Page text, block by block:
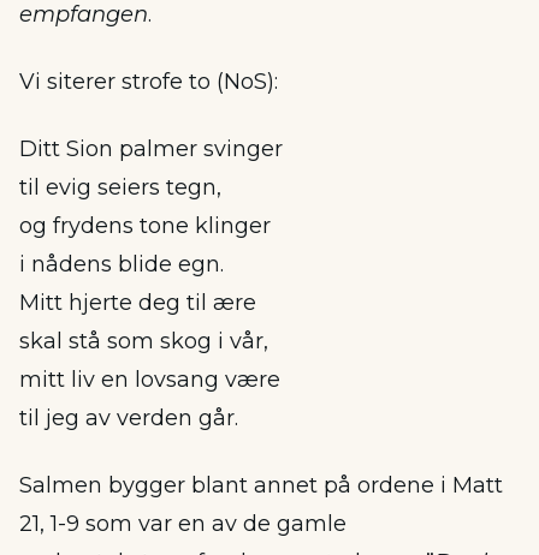
empfangen.
Vi siterer strofe to (NoS):
Ditt Sion palmer svinger
til evig seiers tegn,
og frydens tone klinger
i nådens blide egn.
Mitt hjerte deg til ære
skal stå som skog i vår,
mitt liv en lovsang være
til jeg av verden går.
Salmen bygger blant annet på ordene i Matt
21, 1-9 som var en av de gamle